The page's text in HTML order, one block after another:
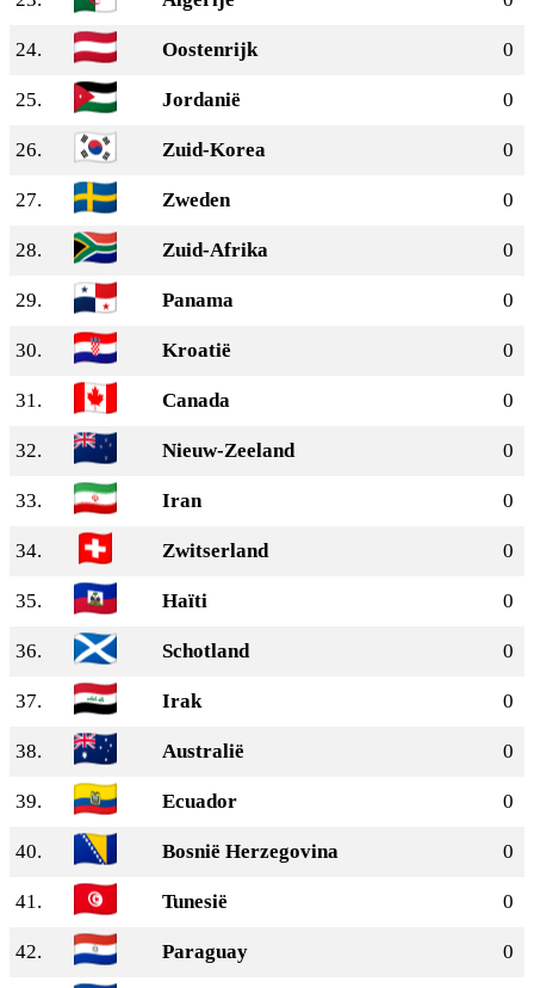
24. Oostenrijk 0
25. Jordanië 0
26. Zuid-Korea 0
27. Zweden 0
28. Zuid-Afrika 0
29. Panama 0
30. Kroatië 0
31. Canada 0
32. Nieuw-Zeeland 0
33. Iran 0
34. Zwitserland 0
35. Haïti 0
36. Schotland 0
37. Irak 0
38. Australië 0
39. Ecuador 0
40. Bosnië Herzegovina 0
41. Tunesië 0
42. Paraguay 0